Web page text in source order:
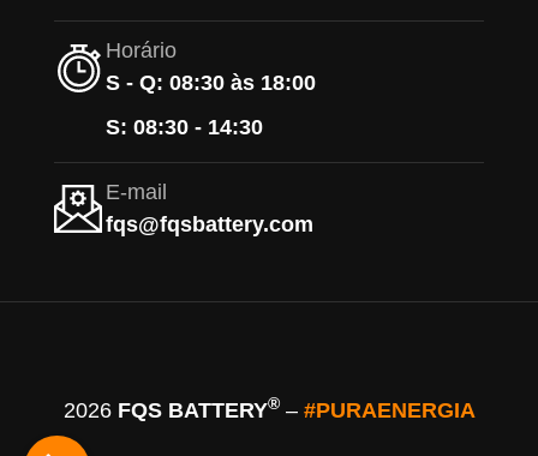
Horário
S - Q: 08:30 às 18:00
S: 08:30 - 14:30
E-mail
fqs@fqsbattery.com
2026 FQS BATTERY®– #PURAENERGIA